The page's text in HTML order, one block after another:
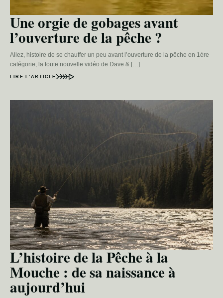
Une orgie de gobages avant
l’ouverture de la pêche ?
Allez, histoire de se chauffer un peu avant l’ouverture de la pêche en 1ère
catégorie, la toute nouvelle vidéo de Dave & […]
LIRE L’ARTICLE
L’histoire de la Pêche à la
Mouche : de sa naissance à
aujourd’hui